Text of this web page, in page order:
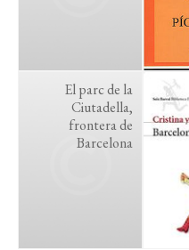
El parc de la
Ciutadella,
frontera de
Barcelona